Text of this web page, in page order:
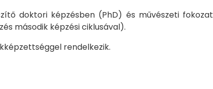
doktori képzésben (PhD) és művészeti fokozat
második képzési ciklusával).
rendelkezik.